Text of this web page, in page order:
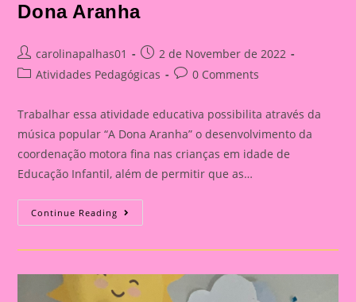
Dona Aranha
Post
author:
carolinapalhas01
Post
published:
2 de November de 2022
PostAtividades Pedagógicas
Post0 Comments
Trabalhar essa atividade educativa possibilita através da
música popular “A Dona Aranha” o desenvolvimento da
coordenação motora fina nas crianças em idade de
Educação Infantil, além de permitir que as…
Continue Reading Painel
Para
A
Dona
Aranha